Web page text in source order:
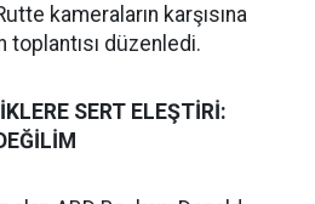
kameraların karşısına
toplantısı düzenledi.
SERT ELEŞTİRİ: